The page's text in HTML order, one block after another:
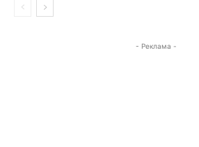
- Реклама -